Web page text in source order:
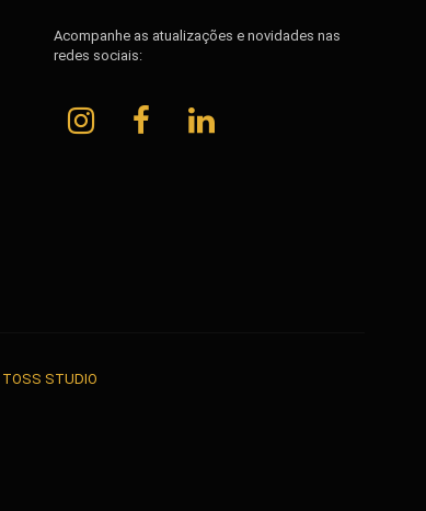
Acompanhe as atualizações e novidades nas
redes sociais:
TOSS STUDIO